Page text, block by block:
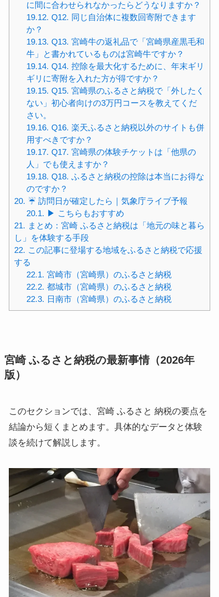
に間に合わせられなかったらどうなりますか？
19.12. Q12. 同じ自治体に複数回寄附できます
か？
19.13. Q13. 宮崎牛の返礼品で「宮崎県産黒毛和
牛」と書かれているものは宮崎牛ですか？
19.14. Q14. 控除を最大化するために、年末ギリ
ギリに寄附を入れた方が得ですか？
19.15. Q15. 宮崎県のふるさと納税で「外したく
ない」初心者向けの3万円コースを教えてくだ
さい。
19.16. Q16. 楽天ふるさと納税以外のサイトも併
用すべきですか？
19.17. Q17. 宮崎県の体験チケットは「他県の
人」でも使えますか？
19.18. Q18. ふるさと納税の控除は本当にお得な
のですか？
20. ☔ 訪問日が確定したら｜気象庁ライブ予報
20.1. ▶ こちらもおすすめ
21. まとめ：宮崎 ふるさと納税は「地元の味と暮ら
し」を体験する手段
22. この記事に登場する地域をふるさと納税で応援
する
22.1. 宮崎市（宮崎県）のふるさと納税
22.2. 都城市（宮崎県）のふるさと納税
22.3. 日南市（宮崎県）のふるさと納税
宮崎 ふるさと納税の最新事情（2026年
版）
このセクションでは、宮崎 ふるさと 納税の要点を
結論から短くまとめます。具体的なデータと体験
談を続けて解説します。